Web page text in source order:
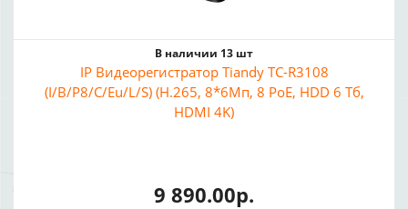
В наличии 13 шт
IP Видеорегистратор Tiandy TC-R3108
(I/B/P8/C/Eu/L/S) (H.265, 8*6Мп, 8 PoE, HDD 6 Тб,
HDMI 4K)
9 890.00р.